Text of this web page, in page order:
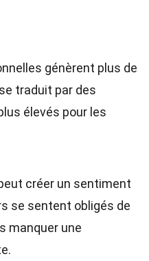
génèrent plus de
traduit par des
élevés pour les
créer un sentiment
se sentent obligés de
manquer une